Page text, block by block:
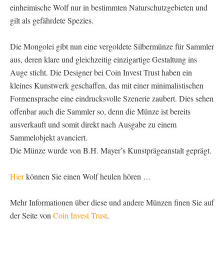
einheimische Wolf nur in bestimmten Naturschutzgebieten und
gilt als gefährdete Spezies.
Die Mongolei gibt nun eine vergoldete Silbermünze für Sammler
aus, deren klare und gleichzeitig einzigartige Gestaltung ins
Auge sticht. Die Designer bei Coin Invest Trust haben ein
kleines Kunstwerk geschaffen, das mit einer minimalistischen
Formensprache eine eindrucksvolle Szenerie zaubert. Dies sehen
offenbar auch die Sammler so, denn die Münze ist bereits
ausverkauft und somit direkt nach Ausgabe zu einem
Sammelobjekt avanciert.
Die Münze wurde von B.H. Mayer’s Kunstprägeanstalt geprägt.
Hierkönnen Sie einen Wolf heulen hören …
Mehr Informationen über diese und andere Münzen finen Sie auf
der Seite von Coin Invest Trust.